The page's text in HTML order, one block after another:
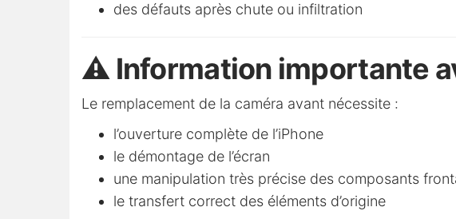
des défauts après chute ou infiltration
⚠️ Information importante
Le remplacement de la caméra avant nécessite :
l’ouverture complète de l’iPhone
le démontage de l’écran
une manipulation très précise des composants
le transfert correct des éléments d’origine